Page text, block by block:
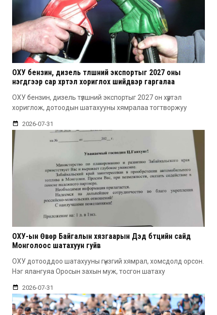
ОХУ бензин, дизель түлшний экспортыг 2027 оны
нэгдүгээр сар хүртэл хориглох шийдвэр гаргалаа
ОХУ бензин, дизель түлшний экспортыг 2027 он хүртэл
хориглож, дотоодын шатахууны хямралаа тогтворжуу
2026-07-31
ОХУ-ын Өвөр Байгалын хязгаарын Дэд бүтцийн сайд
Монголоос шатахуун гуйв
ОХУ дотооддоо шатахууны гүнзгий хямрал, хомсдолд орсон.
Нэг ялангуяа Оросын захын муж, тосгон шатаху
2026-07-31